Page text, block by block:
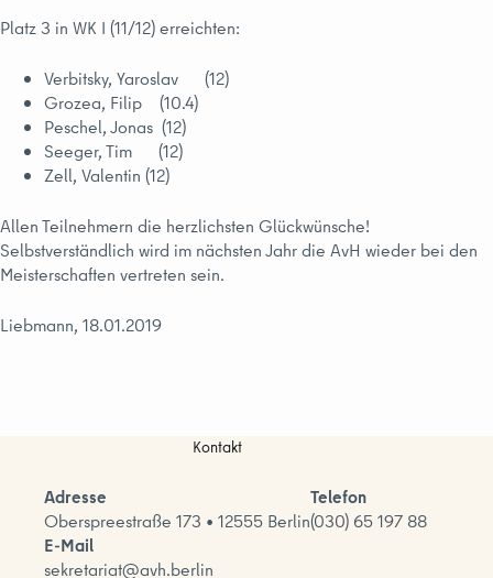
Platz 3 in WK I (11/12) erreichten:
Verbitsky, Yaroslav (12)
Grozea, Filip (10.4)
Peschel, Jonas (12)
Seeger, Tim (12)
Zell, Valentin (12)
Allen Teilnehmern die herzlichsten Glückwünsche!
Selbstverständlich wird im nächsten Jahr die AvH wieder bei den
Meisterschaften vertreten sein.
Liebmann, 18.01.2019
Kontakt
Adresse
Oberspreestraße 173 • 12555 Berlin
Telefon
(030) 65 197 88
E-Mail
sekretariat@avh.berlin